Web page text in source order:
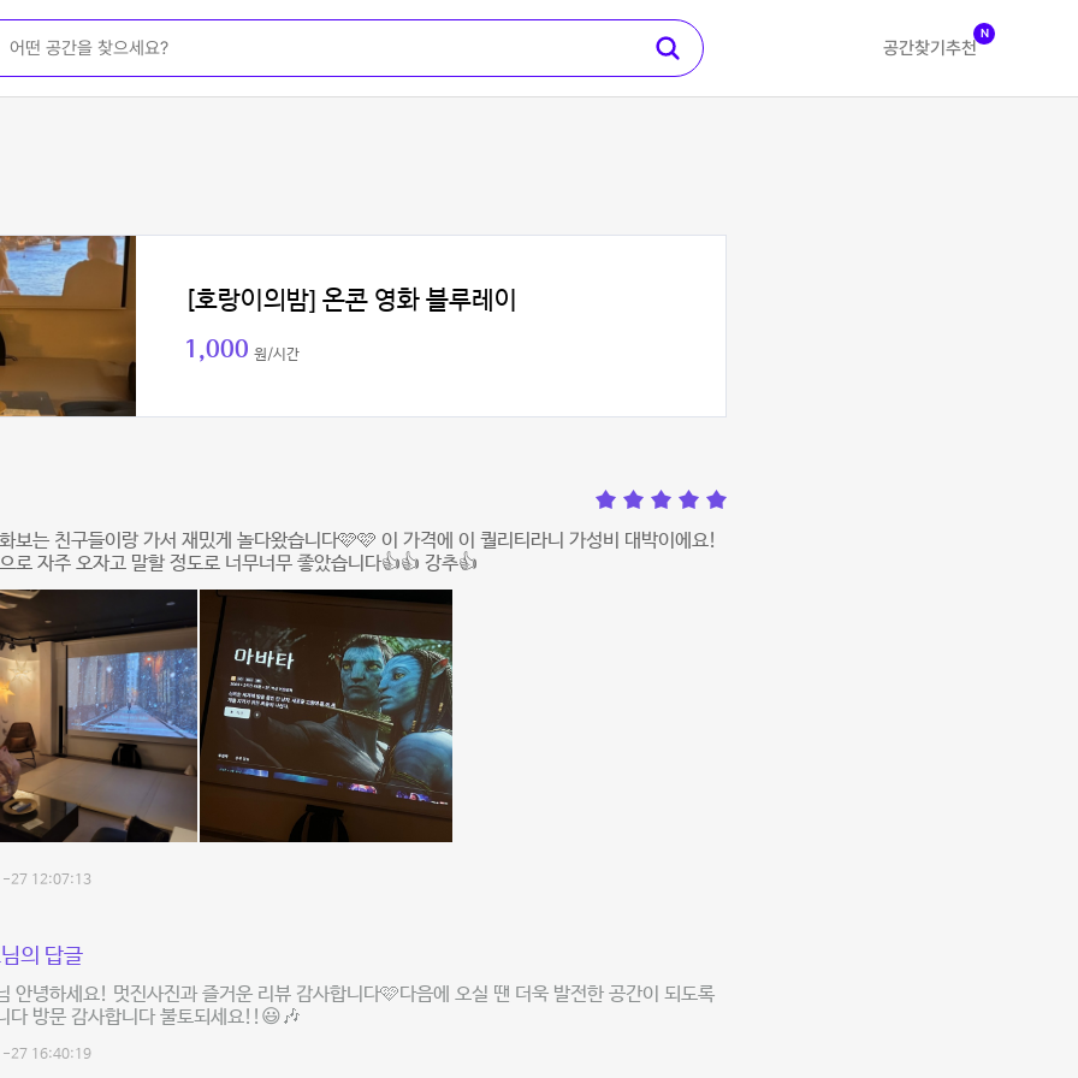
공간찾기 추천
N
[호랑이의밤] 온콘 영화 블루레이
1,000 원/시간
보는 친구들이랑 가서 재밌게 놀다왔습니다🩷🩷 이 가격에 이 퀄리티라니 가성비 대박이에요!
로 자주 오자고 말할 정도로 너무너무 좋았습니다👍👍 강추👍
27 12:07:13
의 답글
안녕하세요! 멋진사진과 즐거운 리뷰 감사합니다🩷다음에 오실 땐 더욱 발전한 공간이 되도록
다 방문 감사합니다 불토되세요!!😃🎶
27 16:40:19